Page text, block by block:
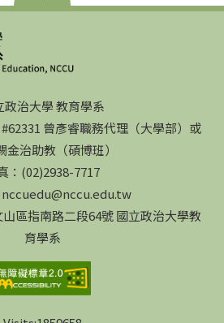
政治大學 教育學系
曾彥睿職務代理（大學部）或
金治助教（碩博班）
：(02)2938-7717
區指南路二段64號 國立政治大學教
育學系